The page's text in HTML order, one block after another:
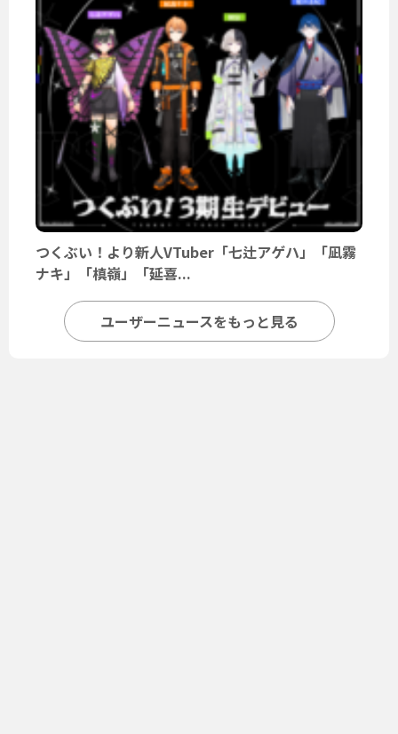
つくぶい！より新人VTuber「七辻アゲハ」「凪霧
ナキ」「槙嶺」「延喜...
ユーザーニュースをもっと見る